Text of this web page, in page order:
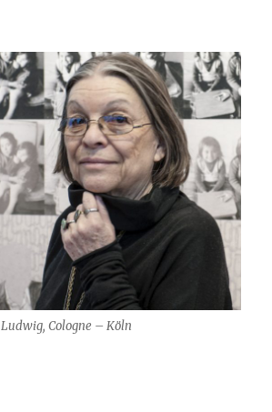
Cologne – Köln
: FRAC Champagne-Ardenne“